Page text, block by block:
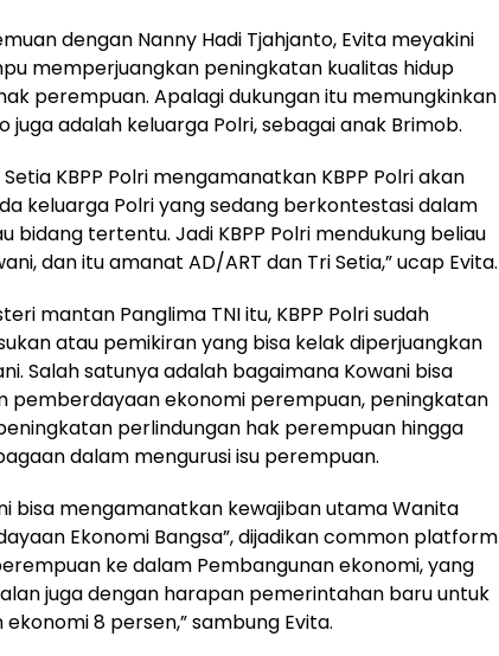
dengan Nanny Hadi Tjahjanto, Evita meyakini
memperjuangkan peningkatan kualitas hidup
perempuan. Apalagi dukungan itu memungkinkan
juga adalah keluarga Polri, sebagai anak Brimob.
KBPP Polri mengamanatkan KBPP Polri akan
keluarga Polri yang sedang berkontestasi dalam
bidang tertentu. Jadi KBPP Polri mendukung beliau
dan itu amanat AD/ART dan Tri Setia,” ucap Evita.
mantan Panglima TNI itu, KBPP Polri sudah
atau pemikiran yang bisa kelak diperjuangkan
Salah satunya adalah bagaimana Kowani bisa
ekonomi perempuan, peningkatan
perlindungan hak perempuan hingga
dalam mengurusi isu perempuan.
bisa mengamanatkan kewajiban utama Wanita
Ekonomi Bangsa”, dijadikan common platform
ke dalam Pembangunan ekonomi, yang
juga dengan harapan pemerintahan baru untuk
8 persen,” sambung Evita.